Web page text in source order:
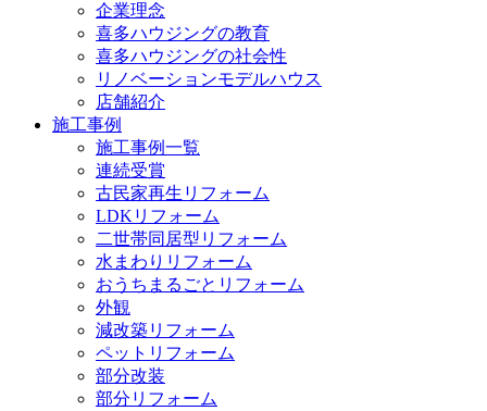
企業理念
喜多ハウジングの教育
喜多ハウジングの社会性
リノベーションモデルハウス
店舗紹介
施工事例
施工事例一覧
連続受賞
古民家再生リフォーム
LDKリフォーム
二世帯同居型リフォーム
水まわりリフォーム
おうちまるごとリフォーム
外観
減改築リフォーム
ペットリフォーム
部分改装
部分リフォーム